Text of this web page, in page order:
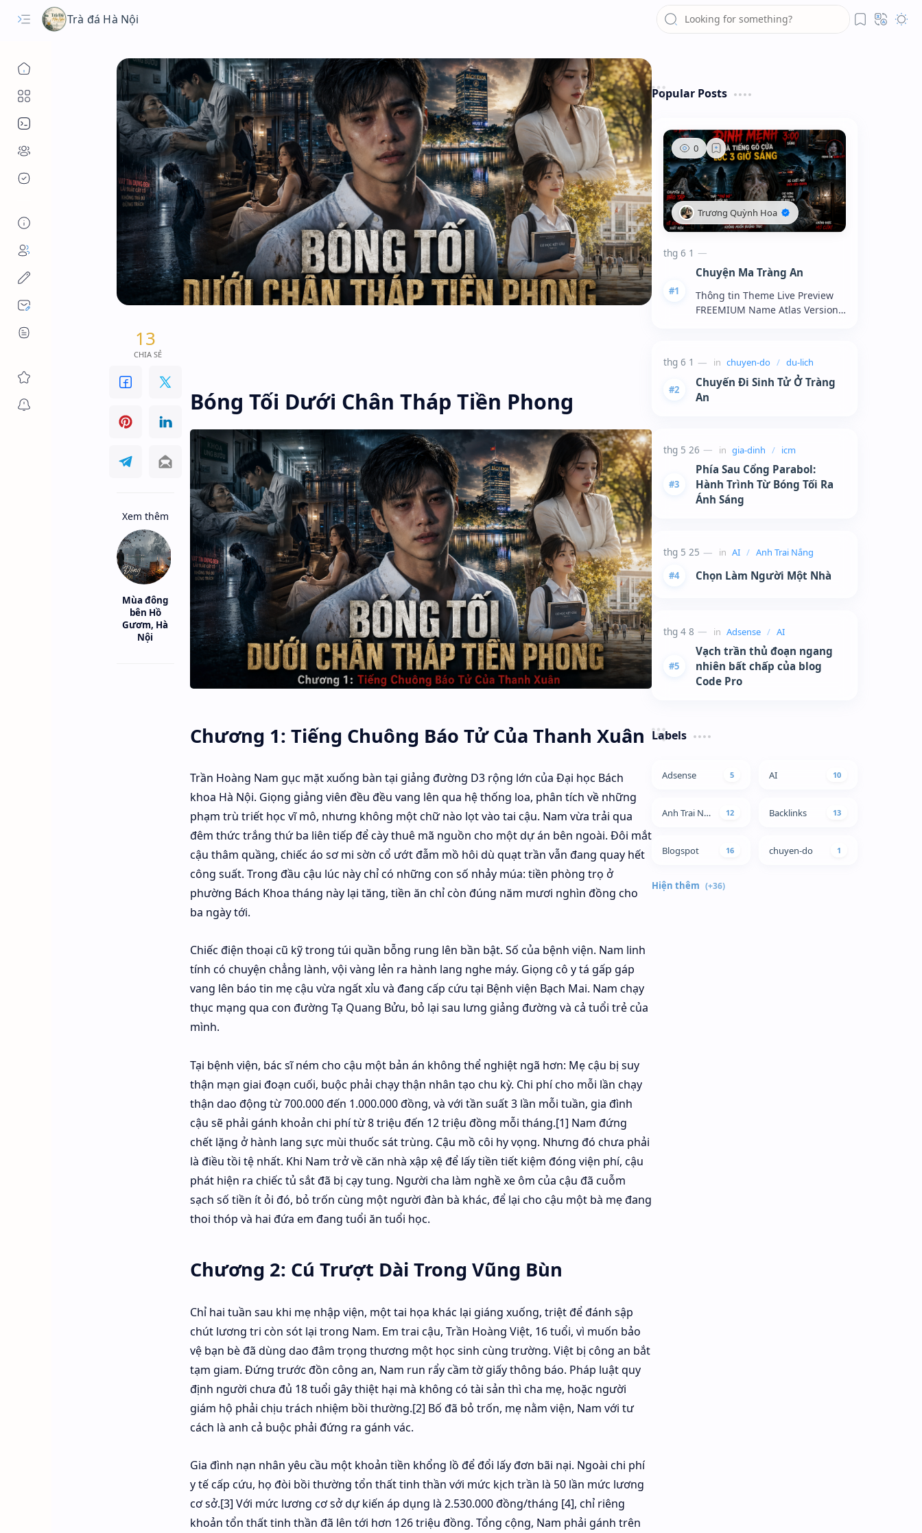
Trà đá Hà Nội
Trang chủ
Bóng Tối Dưới Chân Tháp Tiền Phong
Bóng Tối Dưới Chân Tháp Tiền Phong
13
CHIA SẺ
Xem thêm
Mùa đông
bên Hồ
Gươm, Hà
Nội
Bóng Tối Dưới Chân Tháp Tiền Phong
Chương 1: Tiếng Chuông Báo Tử Của Thanh Xuân
Trần Hoàng Nam gục mặt xuống bàn tại giảng đường D3 rộng lớn của Đại học Bách
khoa Hà Nội. Giọng giảng viên đều đều vang lên qua hệ thống loa, phân tích về những
phạm trù triết học vĩ mô, nhưng không một chữ nào lọt vào tai cậu. Nam vừa trải qua
đêm thức trắng thứ ba liên tiếp để cày thuê mã nguồn cho một dự án bên ngoài. Đôi mắt
cậu thâm quầng, chiếc áo sơ mi sờn cổ ướt đẫm mồ hôi dù quạt trần vẫn đang quay hết
công suất. Trong đầu cậu lúc này chỉ có những con số nhảy múa: tiền phòng trọ ở
phường Bách Khoa tháng này lại tăng, tiền ăn chỉ còn đúng năm mươi nghìn đồng cho
ba ngày tới.
Chiếc điện thoại cũ kỹ trong túi quần bỗng rung lên bần bật. Số của bệnh viện. Nam linh
tính có chuyện chẳng lành, vội vàng lẻn ra hành lang nghe máy. Giọng cô y tá gấp gáp
vang lên báo tin mẹ cậu vừa ngất xỉu và đang cấp cứu tại Bệnh viện Bạch Mai. Nam chạy
thục mạng qua con đường Tạ Quang Bửu, bỏ lại sau lưng giảng đường và cả tuổi trẻ của
mình.
Tại bệnh viện, bác sĩ ném cho cậu một bản án không thể nghiệt ngã hơn: Mẹ cậu bị suy
thận mạn giai đoạn cuối, buộc phải chạy thận nhân tạo chu kỳ. Chi phí cho mỗi lần chạy
thận dao động từ 700.000 đến 1.000.000 đồng, và với tần suất 3 lần mỗi tuần, gia đình
cậu sẽ phải gánh khoản chi phí từ 8 triệu đến 12 triệu đồng mỗi tháng.[1] Nam đứng
chết lặng ở hành lang sực mùi thuốc sát trùng. Cậu mồ côi hy vọng. Nhưng đó chưa phải
là điều tồi tệ nhất. Khi Nam trở về căn nhà xập xệ để lấy tiền tiết kiệm đóng viện phí, cậu
phát hiện ra chiếc tủ sắt đã bị cạy tung. Người cha làm nghề xe ôm của cậu đã cuỗm
sạch số tiền ít ỏi đó, bỏ trốn cùng một người đàn bà khác, để lại cho cậu một bà mẹ đang
thoi thóp và hai đứa em đang tuổi ăn tuổi học.
Chương 2: Cú Trượt Dài Trong Vũng Bùn
Chỉ hai tuần sau khi mẹ nhập viện, một tai họa khác lại giáng xuống, triệt để đánh sập
chút lương tri còn sót lại trong Nam. Em trai cậu, Trần Hoàng Việt, 16 tuổi, vì muốn bảo
vệ bạn bè đã dùng dao đâm trọng thương một học sinh cùng trường. Việt bị công an bắt
tạm giam. Đứng trước đồn công an, Nam run rẩy cầm tờ giấy thông báo. Pháp luật quy
định người chưa đủ 18 tuổi gây thiệt hại mà không có tài sản thì cha mẹ, hoặc người
giám hộ phải chịu trách nhiệm bồi thường.[2] Bố đã bỏ trốn, mẹ nằm viện, Nam với tư
cách là anh cả buộc phải đứng ra gánh vác.
Gia đình nạn nhân yêu cầu một khoản tiền khổng lồ để đổi lấy đơn bãi nại. Ngoài chi phí
y tế cấp cứu, họ đòi bồi thường tổn thất tinh thần với mức kịch trần là 50 lần mức lương
cơ sở.[3] Với mức lương cơ sở dự kiến áp dụng là 2.530.000 đồng/tháng [4], chỉ riêng
khoản tổn thất tinh thần đã lên tới hơn 126 triệu đồng. Tổng cộng, Nam phải gánh trên
Popular Posts
Chuyện Ma Tràng An
Thông tin Theme Live Preview
FREEMIUM Name Atlas Version
Chuyến Đi Sinh Tử Ở Tràng
An
Phía Sau Cổng Parabol:
Hành Trình Từ Bóng Tối Ra
Ánh Sáng
Chọn Làm Người Một Nhà
Vạch trần thủ đoạn ngang
nhiên bất chấp của blog
Code Pro
Labels